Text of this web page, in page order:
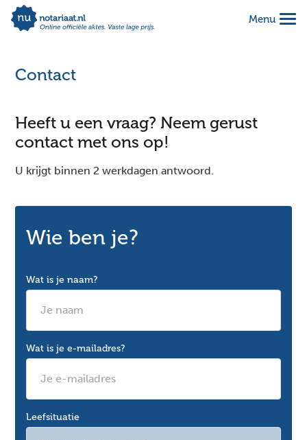
Menu
Alles geregeld voor 1 vaste prijs
Complete notariële akte
Contact
Heeft u een vraag? Neem gerust
contact met ons op!
U krijgt binnen 2 werkdagen antwoord.
Wie ben je?
Wat is je naam?
Wat is je e-mailadres?
Leefsituatie